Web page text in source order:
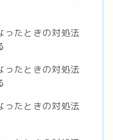
ったときの対処法
ったときの対処法
ったときの対処法